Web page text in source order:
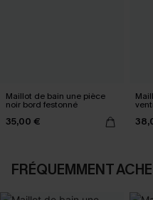
Maillot de bain une pièce
noir bord festonné
35,00 €
FRÉQUEMMENT